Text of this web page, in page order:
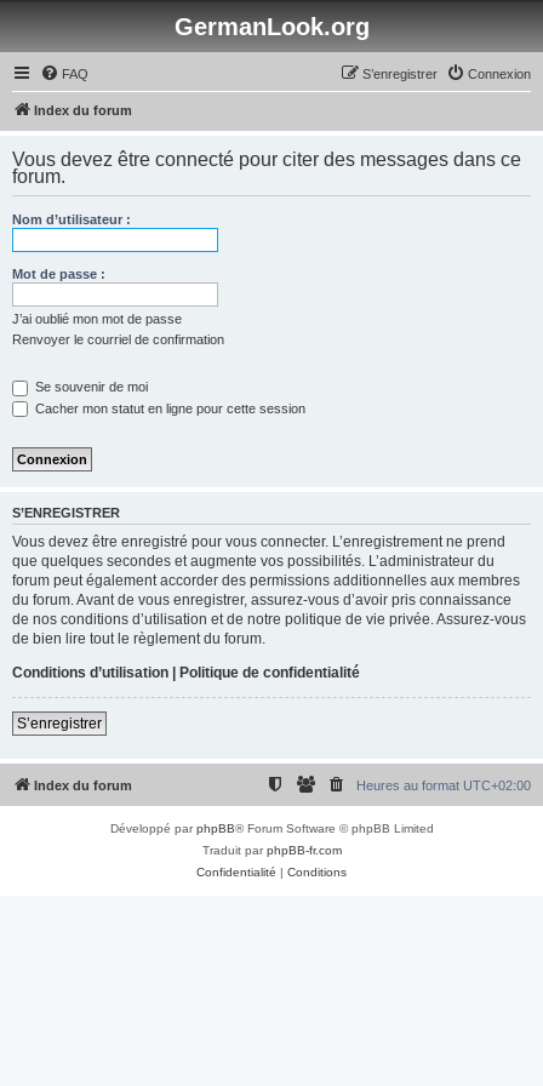
GermanLook.org
FAQ Connexion
S’enregistrer
Index du forum
Vous devez être connecté pour citer des messages dans ce
forum.
Nom d’utilisateur :
Mot de passe :
J’ai oublié mon mot de passe
Renvoyer le courriel de confirmation
Se souvenir de moi
Cacher mon statut en ligne pour cette session
S’ENREGISTRER
Vous devez être enregistré pour vous connecter. L’enregistrement ne prend
que quelques secondes et augmente vos possibilités. L’administrateur du
forum peut également accorder des permissions additionnelles aux membres
du forum. Avant de vous enregistrer, assurez-vous d’avoir pris connaissance
de nos conditions d’utilisation et de notre politique de vie privée. Assurez-vous
de bien lire tout le règlement du forum.
Conditions d’utilisation | Politique de confidentialité
S’enregistrer
Index du forum Heures au format UTC+02:00
Développé parphpBB® Forum Software © phpBB Limited
Traduit parphpBB-fr.com
Confidentialité | Conditions